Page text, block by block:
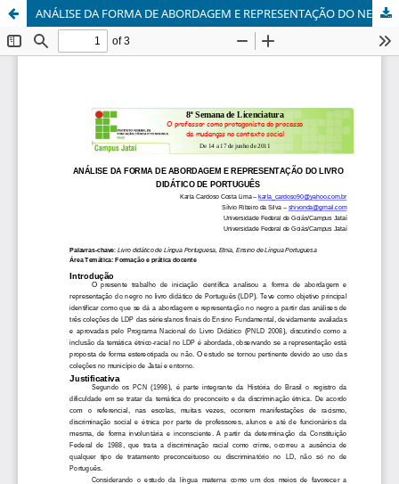
ANÁLISE DA FORMA DE ABORDAGEM E REPRESENTAÇÃO DO NEGRO NO LIVRO DIDÁTICO DE PORTUGUÊS